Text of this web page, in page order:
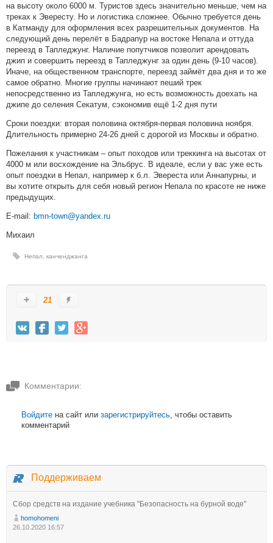
на высоту около 6000 м. Туристов здесь значительно меньше, чем на
треках к Эвересту. Но и логистика сложнее. Обычно требуется день
в Катманду для оформления всех разрешительных документов. На
следующий день перелёт в Бадрапур на востоке Непала и оттуда
переезд в Тапледжунг. Наличие попутчиков позволит арендовать
джип и совершить переезд в Тапледжунг за один день (9-10 часов).
Иначе, на общественном транспорте, переезд займёт два дня и то же
самое обратно. Многие группы начинают пеший трек
непосредственно из Тапледжунга, но есть возможность доехать на
джипе до селения Секатум, сэкономив ещё 1-2 дня пути
Сроки поездки: вторая половина октября-первая половина ноября.
Длительность примерно 24-26 дней с дорогой из Москвы и обратно.
Пожелания к участникам – опыт походов или треккинга на высотах от
4000 м или восхождение на Эльбрус. В идеале, если у вас уже есть
опыт поездки в Непал, например к б.л. Эвереста или Аннапурны, и
вы хотите открыть для себя новый регион Непала по красоте не ниже
предыдущих.
E-mail: bmn-town@yandex.ru
Михаил
Непал канченджанга
21
Комментарии:
Войдите на сайт или зарегистрируйтесь , чтобы оставить
комментарий
Поддерживаем
Сбор средств на издание учебника "Безопасность на бурной воде"
homohomeni
26.10.2020 16:57